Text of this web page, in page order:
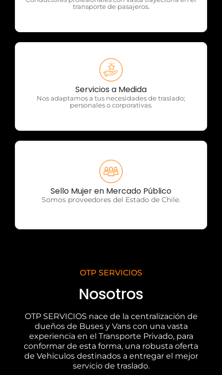
transporte de pasajeros.
Servicios a Medida
Nos adaptamos a tus necesidades de traslado;
personales o corporativas.
OTP Servicios
Sello Mujer en Mercado Público
Somos proveedores del Estado de Chile.
OTP Servicios
OTP SERVICIOS
Nosotros
OTP SERVICIOS nace de la centralización de
dueños de Buses y Vans con una vasta
experiencia en el Transporte Privado, para
conformar de esta forma, una robusta oferta
de Vehículos destinados a entregar el mejor
servicio de traslado.